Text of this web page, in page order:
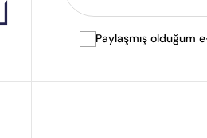
Paylaşmış olduğum